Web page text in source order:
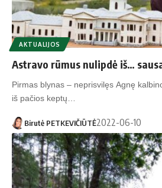
AKTUALIJOS
Astravo rūmus nulipdė iš…
Pirmas blynas – neprisvilęs Agnę
iš pačios keptų…
Birutė PETKEVIČIŪTĖ2022-06-10